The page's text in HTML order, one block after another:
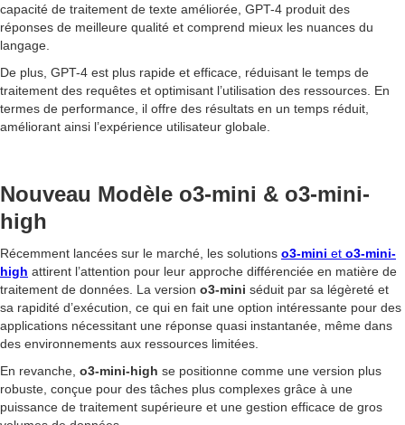
capacité de traitement de texte améliorée, GPT-4 produit des
réponses de meilleure qualité et comprend mieux les nuances du
langage.
De plus, GPT-4 est plus rapide et efficace, réduisant le temps de
traitement des requêtes et optimisant l’utilisation des ressources. En
termes de performance, il offre des résultats en un temps réduit,
améliorant ainsi l’expérience utilisateur globale.
Nouveau Modèle o3-mini & o3-mini-
high
Récemment lancées sur le marché, les solutions o3-mini et o3-mini-
high attirent l’attention pour leur approche différenciée en matière de
traitement de données. La version o3-mini séduit par sa légèreté et
sa rapidité d’exécution, ce qui en fait une option intéressante pour des
applications nécessitant une réponse quasi instantanée, même dans
des environnements aux ressources limitées.
En revanche, o3-mini-high se positionne comme une version plus
robuste, conçue pour des tâches plus complexes grâce à une
puissance de traitement supérieure et une gestion efficace de gros